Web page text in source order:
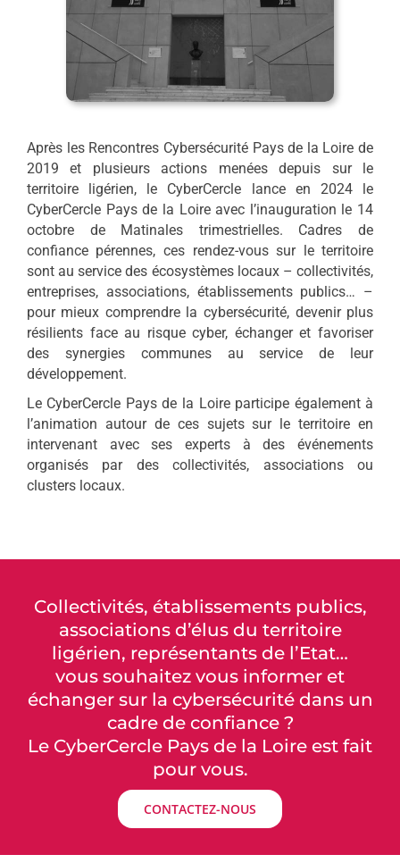
Après les Rencontres Cybersécurité Pays de la Loire de
2019 et plusieurs actions menées depuis sur le
territoire ligérien, le CyberCercle lance en 2024 le
CyberCercle Pays de la Loire avec l’inauguration le 14
octobre de Matinales trimestrielles. Cadres de
confiance pérennes, ces rendez-vous sur le territoire
sont au service des écosystèmes locaux – collectivités,
entreprises, associations, établissements publics… –
pour mieux comprendre la cybersécurité, devenir plus
résilients face au risque cyber, échanger et favoriser
des synergies communes au service de leur
développement.
Le CyberCercle Pays de la Loire participe également à
l’animation autour de ces sujets sur le territoire en
intervenant avec ses experts à des événements
organisés par des collectivités, associations ou
clusters locaux.
Collectivités, établissements publics,
associations d’élus du territoire
ligérien, représentants de l’Etat…
vous souhaitez vous informer et
échanger sur la cybersécurité dans un
cadre de confiance ?
Le CyberCercle Pays de la Loire est fait
pour vous.
CONTACTEZ-NOUS